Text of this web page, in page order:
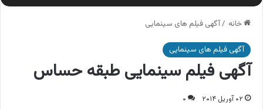
خانه /آگهی فیلم های سینمایی
آگهی فیلم های سینمایی
آگهی فیلم سینمایی طبقه حساس
۰۲ آوریل ۲۰۱۴ ۰